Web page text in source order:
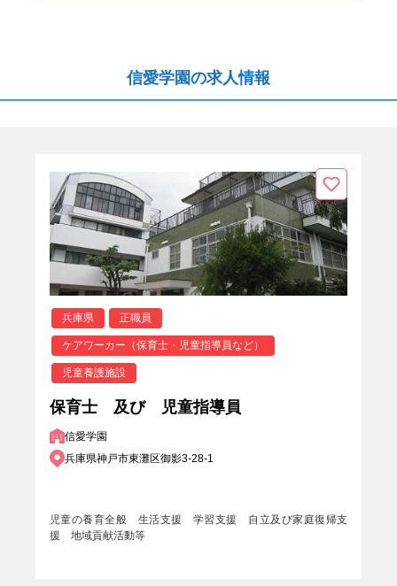
信愛学園の求人情報
兵庫県 正職員
ケアワーカー（保育士・児童指導員など）
児童養護施設
保育士 及び 児童指導員
信愛学園
兵庫県神戸市東灘区御影3-28-1
児童の養育全般 生活支援 学習支援 自立及び家庭復帰支
援 地域貢献活動等